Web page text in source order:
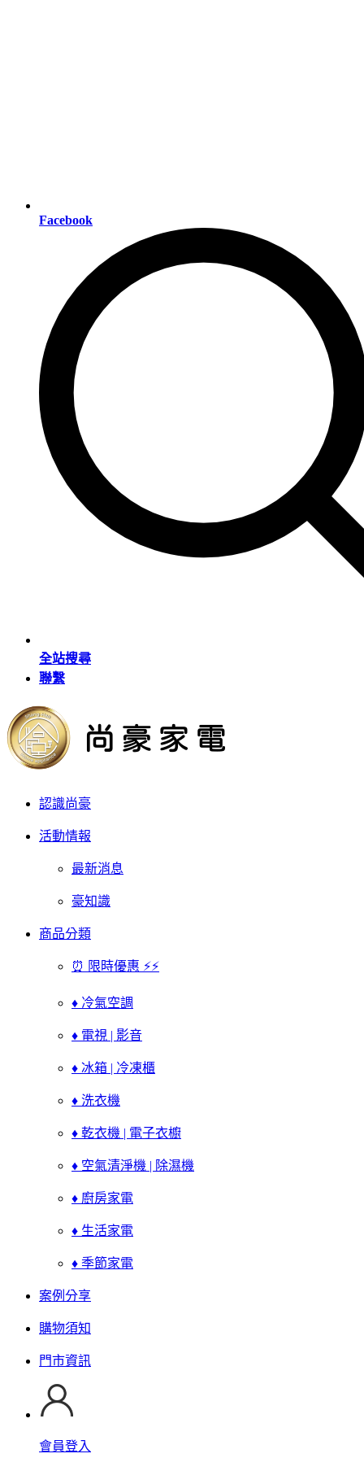
Facebook
全站搜尋
聯繫
認識尚豪
活動情報
最新消息
豪知識
商品分類
⏰ 限時優惠 ⚡⚡
♦ 冷氣空調
♦ 電視 | 影音
♦ 冰箱 | 冷凍櫃
♦ 洗衣機
♦ 乾衣機 | 電子衣櫥
♦ 空氣清淨機 | 除濕機
♦ 廚房家電
♦ 生活家電
♦ 季節家電
案例分享
購物須知
門市資訊
會員登入